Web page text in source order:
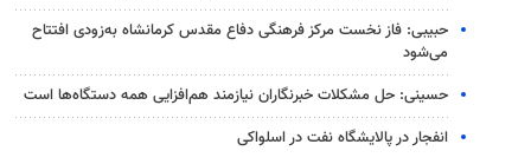
حبیبی: فاز نخست مرکز فرهنگی دفاع مقدس کرمانشاه به‌زودی افتتاح
می‌شود
حسینی: حل مشکلات خبرنگاران نیازمند هم‌افزایی همه دستگاه‌ها است
انفجار در پالایشگاه نفت در اسلواکی